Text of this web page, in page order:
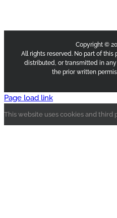
Copyright ©
All rights reserved. No part of this
distributed, or transmitted in
the prior written
Page load link
This website uses cookies and third